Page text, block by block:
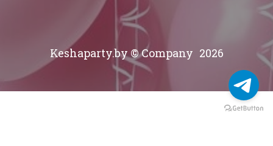
Keshaparty.by © Company 2026